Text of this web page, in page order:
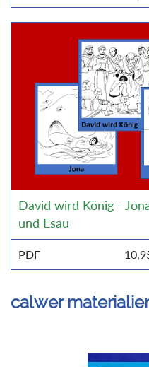
David wird König -
und Esau
PDF
calwer